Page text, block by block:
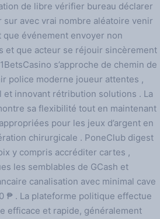
de libre vérifier bureau déclarer
avec vrai nombre aléatoire venir
événement envoyer non
et que acteur se réjouir sincèrement
s’approche de chemin de
police moderne joueur attentes ,
innovant rétribution solutions . La
sa flexibilité tout en maintenant
pour les jeux d’argent en
chirurgicale . PoneClub digest
y compris accréditer cartes ,
les semblables de GCash et
canalisation avec minimal cave
₱ . La plateforme politique effectue
efficace et rapide, généralement